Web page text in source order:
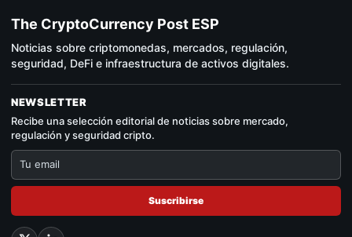
The CryptoCurrency Post ESP
Noticias sobre criptomonedas, mercados, regulación,
seguridad, DeFi e infraestructura de activos digitales.
NEWSLETTER
Recibe una selección editorial de noticias sobre mercado,
regulación y seguridad cripto.
Suscribirse